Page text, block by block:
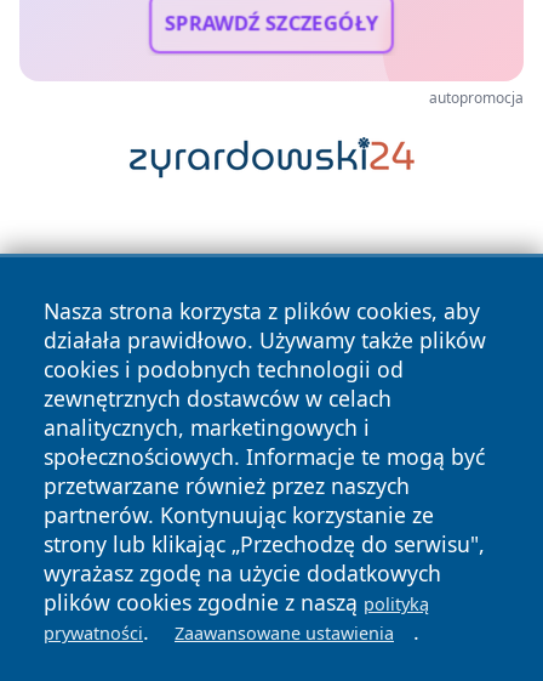
SPRAWDŹ SZCZEGÓŁY
autopromocja
Nasza strona korzysta z plików cookies, aby
działała prawidłowo. Używamy także plików
cookies i podobnych technologii od
zewnętrznych dostawców w celach
analitycznych, marketingowych i
społecznościowych. Informacje te mogą być
przetwarzane również przez naszych
partnerów. Kontynuując korzystanie ze
strony lub klikając „Przechodzę do serwisu",
wyrażasz zgodę na użycie dodatkowych
plików cookies zgodnie z naszą polityką
prywatności. Zaawansowane ustawienia .
Copyright © 2026 czestochowanews.pl Wszystkie prawa
zastrzeżone.
News Autorzy
Polityka
Prywatności
Polityka
Cookies
cześć